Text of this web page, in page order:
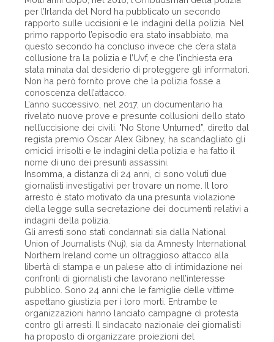
per l’Irlanda del Nord ha pubblicato un secondo
rapporto sulle uccisioni e le indagini della polizia. Nel
primo rapporto l’episodio era stato insabbiato, ma
questo secondo ha concluso invece che c’era stata
collusione tra la polizia e l’Uvf, e che l’inchiesta era
stata minata dal desiderio di proteggere gli informatori.
Non ha però fornito prove che la polizia fosse a
conoscenza dell’attacco.
L’anno successivo, nel 2017, un documentario ha
rivelato nuove prove e presunte collusioni dello stato
nell’uccisione dei civili. "No Stone Unturned”, diretto dal
regista premio Oscar Alex Gibney, ha scandagliato gli
omicidi irrisolti e le indagini della polizia e ha fatto il
nome di uno dei presunti assassini.
Insomma, a distanza di 24 anni, ci sono voluti due
giornalisti investigativi per trovare un nome. Il loro
arresto è stato motivato da una presunta violazione
della legge sulla secretazione dei documenti relativi a
indagini della polizia.
Gli arresti sono stati condannati sia dalla National
Union of Journalists (Nuj), sia da Amnesty International
Northern Ireland come un oltraggioso attacco alla
libertà di stampa e un palese atto di intimidazione nei
confronti di giornalisti che lavorano nell’interesse
pubblico. Sono 24 anni che le famiglie delle vittime
aspettano giustizia per i loro morti. Entrambe le
organizzazioni hanno lanciato campagne di protesta
contro gli arresti. Il sindacato nazionale dei giornalisti
ha proposto di organizzare proiezioni del